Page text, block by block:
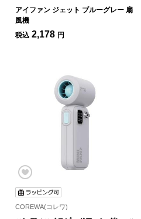
アイファン ジェット ブルーグレー 扇
風機
税込 2,178 円
COREWA(コレワ)